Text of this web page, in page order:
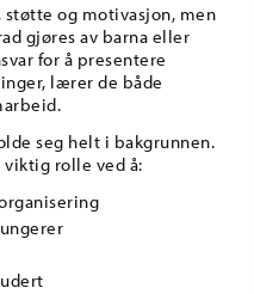
støtte og motivasjon, men
gjøres av barna eller
for å presentere
lærer de både
seg helt i bakgrunnen.
rolle ved å: